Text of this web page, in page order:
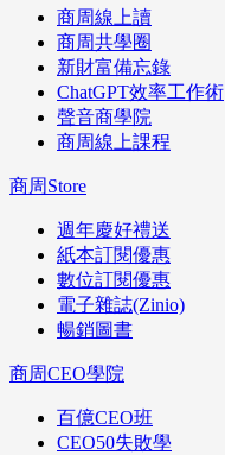
商周線上讀
商周共學圈
新財富備忘錄
ChatGPT效率工作術
聲音商學院
商周線上課程
商周Store
週年慶好禮送
紙本訂閱優惠
數位訂閱優惠
電子雜誌(Zinio)
暢銷圖書
商周CEO學院
百億CEO班
CEO50失敗學